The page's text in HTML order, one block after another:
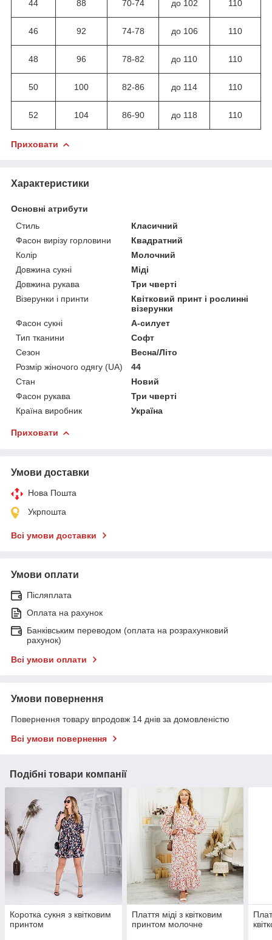
44 88 70-74 до 102 110
46 92 74-78 до 106 110
48 96 78-82 до 110 110
50 100 82-86 до 114 110
52 104 86-90 до 118 110
Приховати
Характеристики
Основні атрибути
Стиль
Класичний
Фасон вирізу горловини
Квадратний
Колір
Молочний
Довжина сукні
Міді
Довжина рукава
Три чверті
Візерунки і принти
Квітковий принт і рослинні
візерунки
Фасон сукні
А-силует
Тип тканини
Софт
Сезон
Весна/Літо
Розмір жіночого одягу (UA)
44
Стан
Новий
Фасон рукава
Три чверті
Країна виробник
Україна
Приховати
Умови доставки
Нова Пошта
Укрпошта
Всі умови доставки
Умови оплати
Післяплата
Оплата на рахунок
Банківським переводом (оплата на розрахунковий
рахунок)
Всі умови оплати
Умови повернення
Повернення товару впродовж 14 днів за домовленістю
Всі умови повернення
Подібні товари компанії
Коротка сукня з квітковим
принтом
Плаття міді з квітковим
принтом молочне